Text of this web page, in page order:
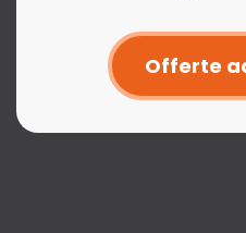
Offerte